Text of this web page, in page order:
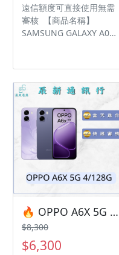
ID:@kjg6280d 大呼小叫
辰通訊行 雲林縣虎尾鎮林
森路二段200號 電話:05-
遠信額度可直接使用無需
審核 【商品名稱】
SAMSUNG GALAXY A07
問題都歡迎洽群官方
LINE：@kjg6280d • 七日
鑑賞期內，如商品有問
題，請盡速向我們告知並
且協助處理 • 全新品為原
廠保固一年，中古機店家
保固15天 • 店家擁有隨時
修改、變更、暫停活動之
權利 下單前請先私訊和加
LINE來幫您安排快速審核
及回報審核進度 LINE
ID:@kjg6280d 大呼小叫
辰通訊行 雲林縣虎尾鎮林
森路二段200號 電話:05-
6339809 在地經營12年店
🔥 OPPO A6X 5G 4/128G 有額度快速過件 🎯 想換新機？現在就是最佳時機！現貨當天審件當天過件即可以馬上寄出
$8,300
$6,300